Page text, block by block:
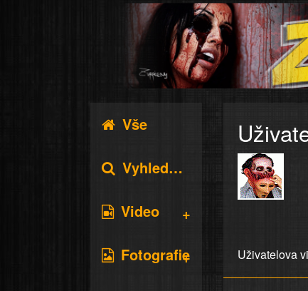
Vše
Vyhledávání
Video
Fotografie
Uživatelova